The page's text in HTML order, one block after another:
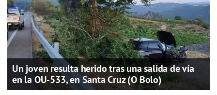
Un joven resulta herido tras una salida de vía
en la OU-533, en Santa Cruz (O Bolo)